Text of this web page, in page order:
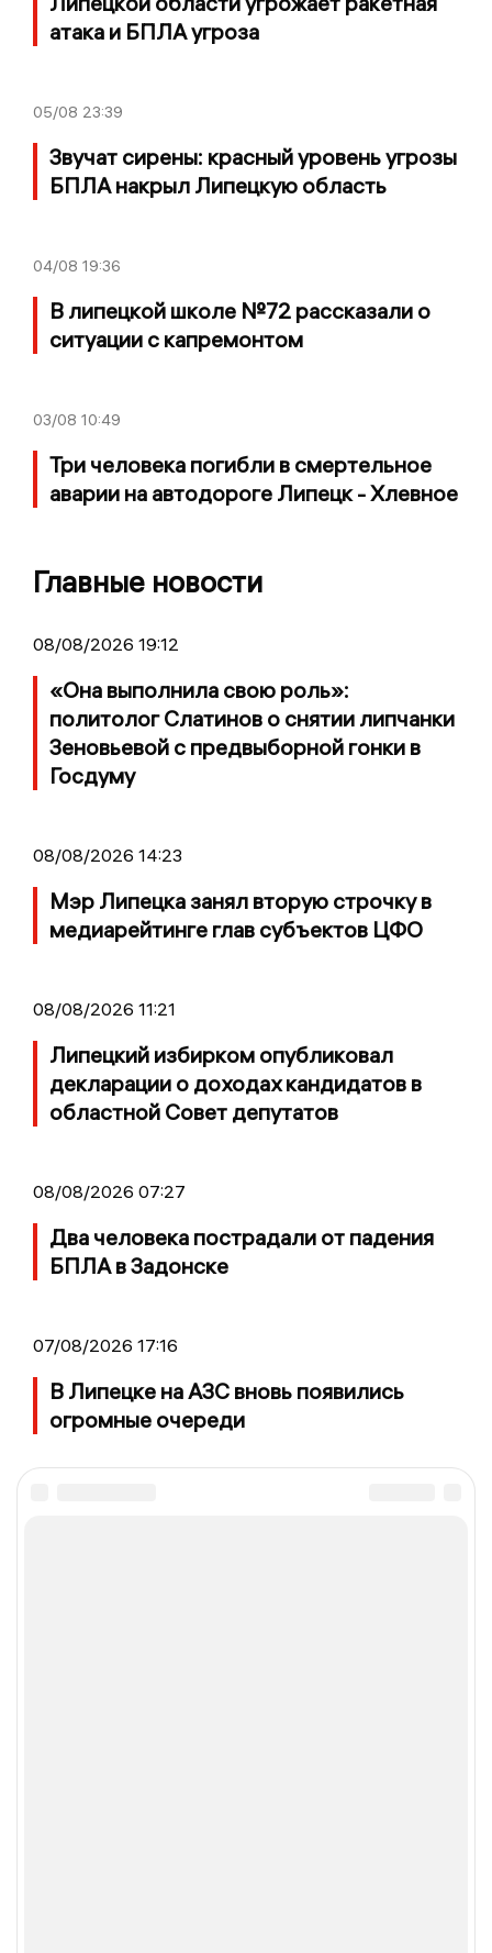
атака и БПЛА угроза
05/08 23:39
Звучат сирены: красный уровень угрозы
БПЛА накрыл Липецкую область
04/08 19:36
В липецкой школе №72 рассказали о
ситуации с капремонтом
03/08 10:49
Три человека погибли в смертельное
аварии на автодороге Липецк - Хлевное
Главные новости
08/08/2026 19:12
«Она выполнила свою роль»:
политолог Слатинов о снятии липчанки
Зеновьевой с предвыборной гонки в
Госдуму
08/08/2026 14:23
Мэр Липецка занял вторую строчку в
медиарейтинге глав субъектов ЦФО
08/08/2026 11:21
Липецкий избирком опубликовал
декларации о доходах кандидатов в
областной Совет депутатов
08/08/2026 07:27
Два человека пострадали от падения
БПЛА в Задонске
07/08/2026 17:16
В Липецке на АЗС вновь появились
огромные очереди